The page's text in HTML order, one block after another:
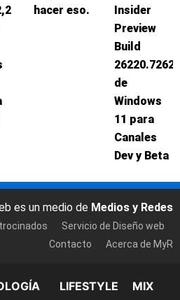
hacer eso.
Insider
Preview
Build
26220.7262
de
Windows
11 para
Canales
Dev y Beta
es un medio de Medios y Redes
Servicio de Diseño web
Contacto
Acerca de MyR
LIFESTYLE MIX